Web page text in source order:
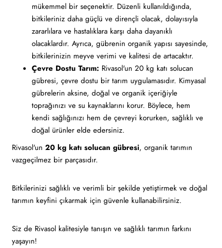
mükemmel bir seçenektir. Düzenli kullanıldığında,
bitkileriniz daha güçlü ve dirençli olacak, dolayısıyla
zararlılara ve hastalıklara karşı daha dayanıklı
olacaklardır. Ayrıca, gübrenin organik yapısı sayesinde,
bitkilerinizin meyve verimi ve kalitesi de artacaktır.
Çevre Dostu Tarım: Rivasol'un 20 kg katı solucan
gübresi, çevre dostu bir tarım uygulamasıdır. Kimyasal
gübrelerin aksine, doğal ve organik içeriğiyle
toprağınızı ve su kaynaklarını korur. Böylece, hem
kendi sağlığınızı hem de çevreyi korurken, sağlıklı ve
doğal ürünler elde edersiniz.
Rivasol'un 20 kg katı solucan gübresi, organik tarımın
vazgeçilmez bir parçasıdır.
Bitkilerinizi sağlıklı ve verimli bir şekilde yetiştirmek ve doğal
tarımın keyfini çıkarmak için güvenle kullanabilirsiniz.
Siz de Rivasol kalitesiyle tanışın ve sağlıklı tarımın farkını
yaşayın!